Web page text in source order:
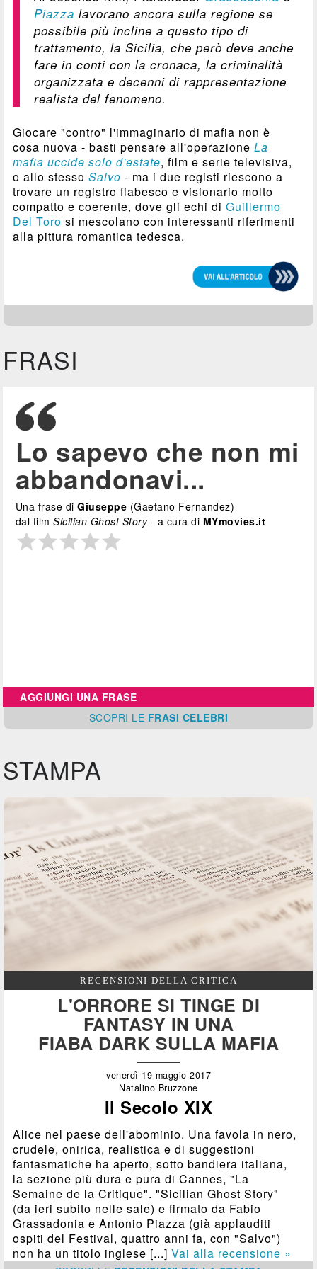
Piazza lavorano ancora sulla regione se
possibile più incline a questo tipo di
trattamento, la Sicilia, che però deve anche
fare in conti con la cronaca, la criminalità
organizzata e decenni di rappresentazione
realista del fenomeno.
Giocare "contro" l'immaginario di mafia non è
cosa nuova - basti pensare all'operazioneLa
mafia uccide solo d'estate, film e serie televisiva,
o allo stessoSalvo - ma i due registi riescono a
trovare un registro fiabesco e visionario molto
compatto e coerente, dove gli echi diGuillermo
Del Toro si mescolano con interessanti riferimenti
alla pittura romantica tedesca.
FRASI
Lo sapevo che non mi
abbandonavi...
Una frase diGiuseppe (Gaetano Fernandez)
dal filmSicilian Ghost Story- a cura di MYmovies.it
AGGIUNGI UNA FRASE
SCOPRI LE FRASI CELEBRI
STAMPA
RECENSIONI DELLA CRITICA
L'ORRORE SI TINGE DI
FANTASY IN UNA
FIABA DARK SULLA MAFIA
venerdì 19 maggio 2017
Natalino Bruzzone
Il Secolo XIX
Alice nel paese dell'abominio. Una favola in nero,
crudele, onirica, realistica e di suggestioni
fantasmatiche ha aperto, sotto bandiera italiana,
la sezione più dura e pura di Cannes, "La
Semaine de la Critique". "Sicilian Ghost Story"
(da ieri subito nelle sale) e firmato da Fabio
Grassadonia e Antonio Piazza (già applauditi
ospiti del Festival, quattro anni fa, con "Salvo")
non ha un titolo inglese [...]Vai alla recensione »